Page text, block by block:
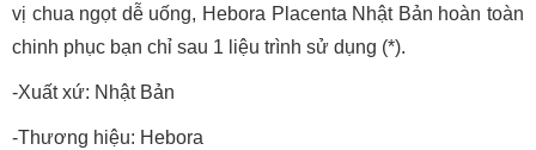
vị chua ngọt dễ uống, Hebora Placenta Nhật Bản hoàn toàn
chinh phục bạn chỉ sau 1 liệu trình sử dụng (*).
-Xuất xứ: Nhật Bản
-Thương hiệu: Hebora